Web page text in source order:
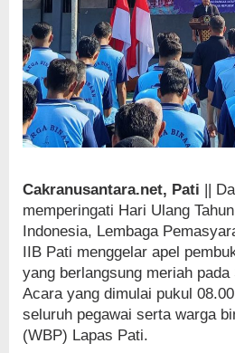
Cakranusantara.net, Pati ||
memperingati Hari Ulang
Indonesia, Lembaga
IIB Pati menggelar apel
yang berlangsung meriah
Acara yang dimulai pukul
seluruh pegawai serta warga
(WBP) Lapas Pati.